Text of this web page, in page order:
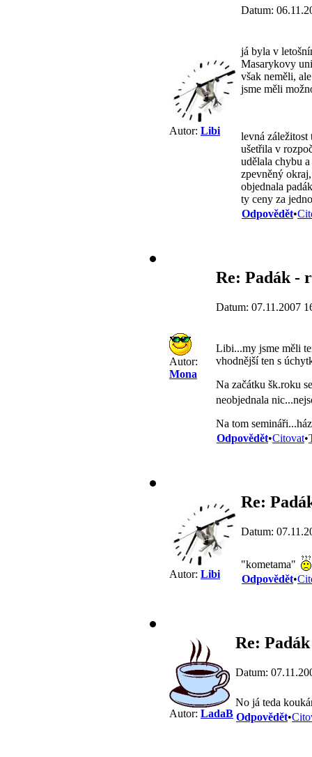
Autor: Libi
Datum:
já byla v
Masarykovy
však neměli,
jsme měli
levná záležitost
ušetřila v
udělala chybu
zpevněný
objednala
ty ceny za
Odpovědět•
Autor:
Mona
Re: Padák -
Datum: 07.11.2007
Libi...my jsme měli
vhodnější ten s
Na začátku šk.roku
neobjednala
Na tom
Odpovědět•Citovat•
Autor: Libi
Re:
Datum:
"kometama"
Odpovědět•
Autor: LadaB
Re:
Datum:
No já teda
Odpovědět•